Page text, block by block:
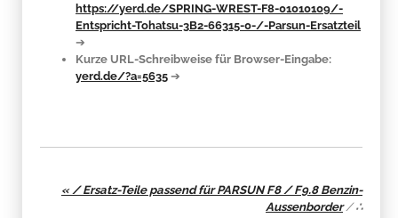
https://yerd.de/SPRING-WREST-F8-01010109/-
Entspricht-Tohatsu-3B2-66315-0-/-Parsun-Ersatzteil
➔
Kurze URL-Schreibweise für Browser-Eingabe:
yerd.de/?a=5635 ➔
« / Ersatz-Teile passend für PARSUN F8 / F9.8 Benzin-
Aussenborder/∴